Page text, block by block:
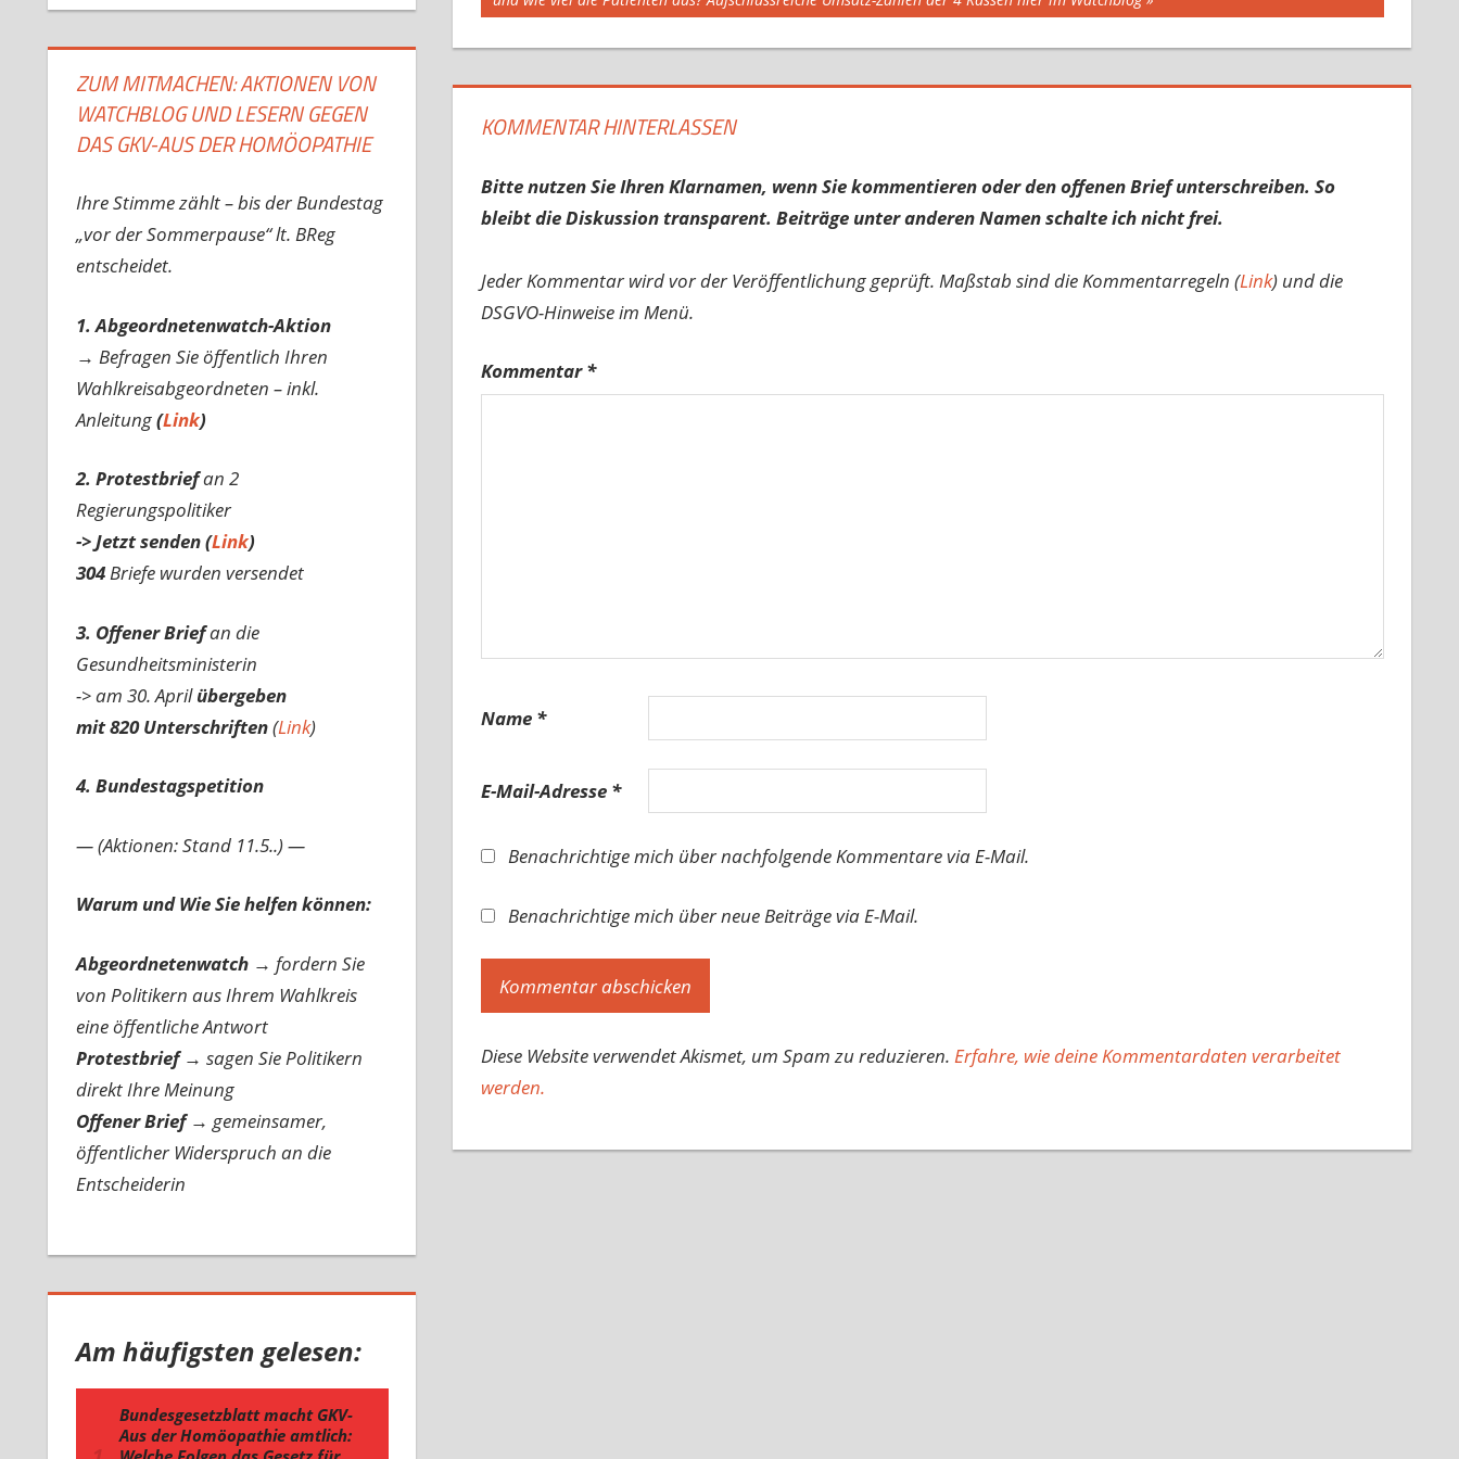
KOMMENTAR HINTERLASSEN
Bitte nutzen Sie Ihren Klarnamen, wenn Sie kommentieren oder den offenen Brief unterschreiben. So
bleibt die Diskussion transparent. Beiträge unter anderen Namen schalte ich nicht frei.
Jeder Kommentar wird vor der Veröffentlichung geprüft. Maßstab sind die Kommentarregeln (Link) und die
DSGVO-Hinweise im Menü.
Kommentar*
Name *
E-Mail-Adresse *
Benachrichtige mich über nachfolgende Kommentare via E-Mail.
Benachrichtige mich über neue Beiträge via E-Mail.
Diese Website verwendet Akismet, um Spam zu reduzieren. Erfahre, wie deine Kommentardaten verarbeitet
werden.
ZUM MITMACHEN: AKTIONEN VON
WATCHBLOG UND LESERN GEGEN
DAS GKV-AUS DER HOMÖOPATHIE
Ihre Stimme zählt – bis der Bundestag
„vor der Sommerpause“ lt. BReg
entscheidet.
1. Abgeordnetenwatch-Aktion
→ Befragen Sie öffentlich Ihren
Wahlkreisabgeordneten – inkl.
Anleitung(Link)
2. Protestbriefan 2
Regierungspolitiker
-> Jetzt senden (Link)
304Briefe wurden versendet
3. Offener Briefan die
Gesundheitsministerin
-> am 30. Aprilübergeben
mit 820 Unterschriften(Link)
4. Bundestagspetition
— (Aktionen: Stand 11.5..) —
Warum und Wie Sie helfen können:
Abgeordnetenwatch → fordern Sie
von Politikern aus Ihrem Wahlkreis
eine öffentliche Antwort
Protestbrief → sagen Sie Politikern
direkt Ihre Meinung
Offener Brief → gemeinsamer,
öffentlicher Widerspruch an die
Entscheiderin
Am häufigsten gelesen: